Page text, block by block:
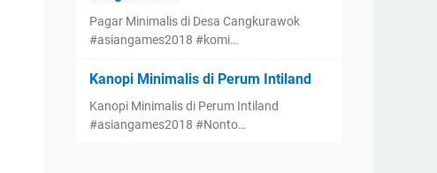
Pagar Minimalis di Desa Cangkurawok
#asiangames2018 #komi…
Kanopi Minimalis di Perum Intiland
Kanopi Minimalis di Perum Intiland
#asiangames2018 #Nonto…